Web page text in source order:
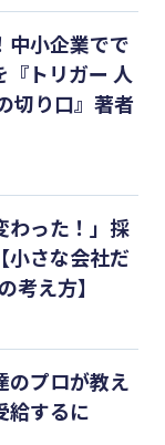
中小企業でで
『トリガー 人
切り口』著者
わった！」採
小さな会社だ
考え方】
のプロが教え
給するに